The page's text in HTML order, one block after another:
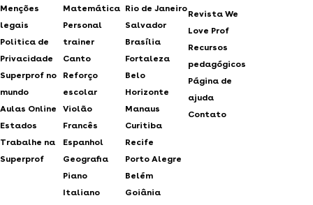
Menções
legais
Politica de
Privacidade
Superprof no
mundo
Aulas Online
Estados
Trabalhe na
Superprof
Matemática
Personal
trainer
Canto
Reforço
escolar
Violão
Francês
Espanhol
Geografia
Piano
Italiano
Rio de Janeiro
Salvador
Brasília
Fortaleza
Belo
Horizonte
Manaus
Curitiba
Recife
Porto Alegre
Belém
Goiânia
Revista We
Love Prof
Recursos
pedagógicos
Página de
ajuda
Contato